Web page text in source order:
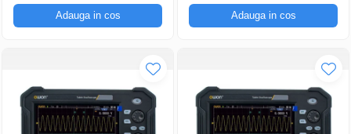
Adauga in cos Adauga in cos